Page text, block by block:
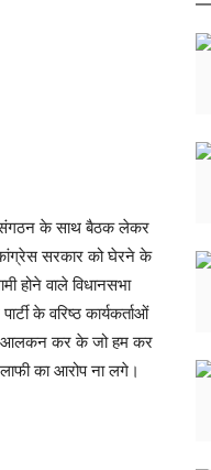
संगठन के साथ बैठक लेकर
कांग्रेस सरकार को घेरने के
होने वाले विधानसभा
के वरिष्ठ कार्यकर्ताओं
आलकन कर के जो हम कर
का आरोप ना लगे।